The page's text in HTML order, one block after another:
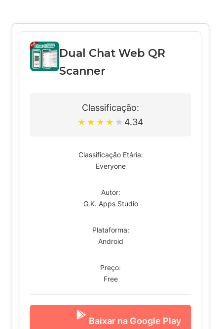
Dual Chat Web QR
Scanner
Classificação:
★ ★ ★ ★ ★ 4.34
Classificação Etária:
Everyone
Autor:
G.K. Apps Studio
Plataforma:
Android
Preço:
Free
Baixar na Google Play